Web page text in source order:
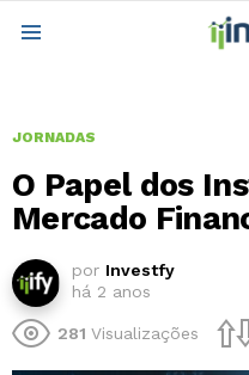
JORNADAS
O Papel dos
Mercado
por Investfy
há 2 anos
281 Visualizações